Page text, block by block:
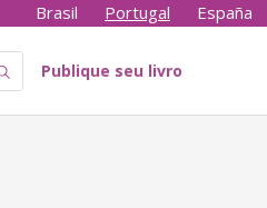
Brasil Portugal España
Publique seu livro